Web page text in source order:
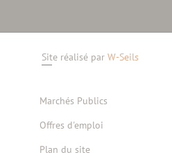
Site réalisé par W-Seils
Marchés Publics
Offres d'emploi
Plan du site